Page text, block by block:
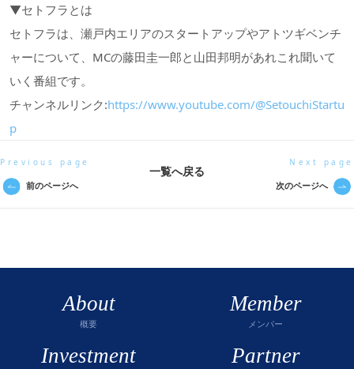
▼セトフラとは
セトフラは、瀬戸内エリアのスタートアップやアトツギベンチ
ャーについて、MCの藤田圭一郎と山田邦明があれこれ聞いて
いく番組です。
チャンネルリンク:https://www.youtube.com/@SetouchiStartu
p
Previous page
前のページへ
一覧へ戻る
Next page
次のページへ
About
概要
Member
メンバー
Investment Partner